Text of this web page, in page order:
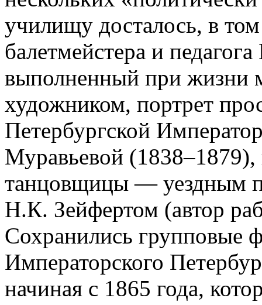
училищу досталось, в
балетмейстера и
выполненный при жизни
художником, портрет
Петербургской
Муравьевой
танцовщицы — уездным
Н.К. Зейфертом (автор
Сохранились групповые
Императорского
начиная с 1865 года,